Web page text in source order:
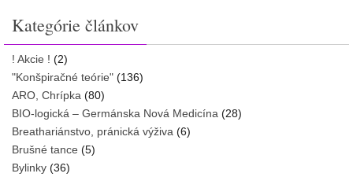
Kategórie článkov
! Akcie ! (2)
"Konšpiračné teórie" (136)
ARO, Chrípka (80)
BIO-logická – Germánska Nová Medicína (28)
Breathariánstvo, pránická výživa (6)
Brušné tance (5)
Bylinky (36)